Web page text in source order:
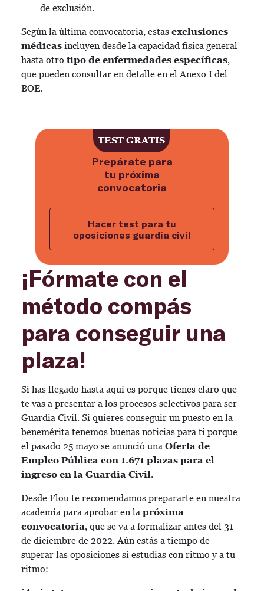
de exclusión.
Según la última convocatoria, estas exclusiones
médicas incluyen desde la capacidad física general
hasta otro tipo de enfermedades específicas,
que pueden consultar en detalle en elAnexo I del
BOE.
Prepárate para
tu próxima
convocatoria
Hacer test para tu
oposiciones guardia civil
TEST GRATIS
¡Fórmate con el
método compás
para conseguir una
plaza!
Si has llegado hasta aquí es porque tienes claro que
te vas a presentar a los procesos selectivos para ser
Guardia Civil. Si quieres conseguir un puesto en la
benemérita tenemos buenas noticias para ti porque
el pasado 25 mayo se anunció una Oferta de
Empleo Pública con 1.671 plazas para el
ingreso en la Guardia Civil.
Desde Flou te recomendamos prepararte en nuestra
academia para aprobar en la próxima
convocatoria, que se va a formalizar antes del 31
de diciembre de 2022. Aún estás a tiempo de
superar las oposiciones si estudias con ritmo y a tu
ritmo: